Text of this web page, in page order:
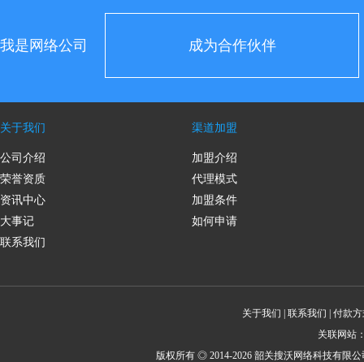
我是网络公司 成为合作伙伴
关于我们
公司介绍
荣誉资质
资讯中心
大事记
联系我们
渠道加盟
加盟介绍
代理模式
加盟条件
如何申请
关于我们 联系我们
付款
关联网站
版权所有 ◎ 2014-2026 韶关搜沃网络科技有限公